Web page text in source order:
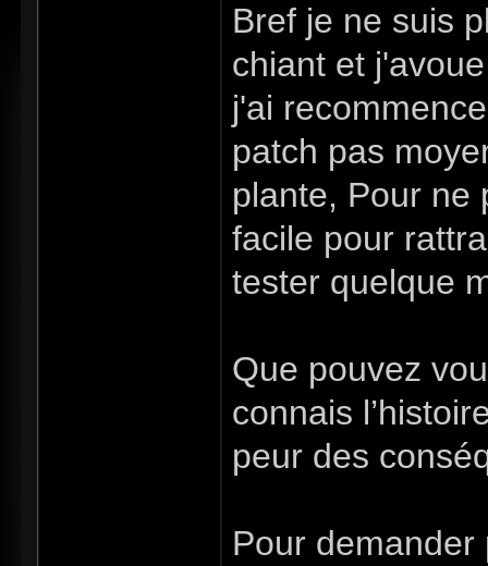
Bref je ne suis
chiant et
j'ai
patch pas
plante, Pour ne
facile pour
tester quelque
Que pouvez
connais
peur des
Pour